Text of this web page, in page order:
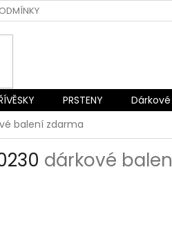
OCHRANY OSOBNÍCH ÚDAJŮ
PRSTENY
balení zdarma
dárkové